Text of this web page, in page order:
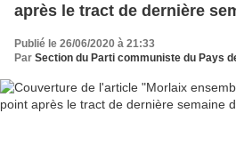
après le tract de dernière
Publié le 26/06/2020 à 21:33
Par Section du Parti communiste du Pays